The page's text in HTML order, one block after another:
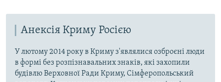
Анексія Криму Росією
У лютому 2014 року в Криму з'являлися озброєні люди
в формі без розпізнавальних знаків, які захопили
будівлю Верховної Ради Криму, Сімферопольський